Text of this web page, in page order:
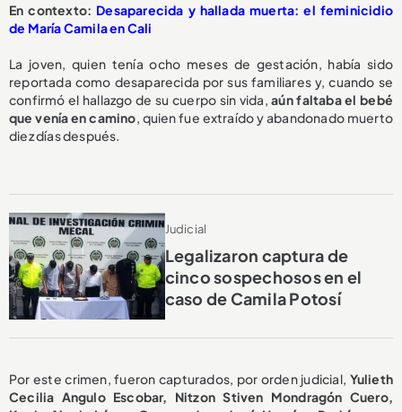
En contexto: Desaparecida y hallada muerta: el feminicidio
de María Camila en Cali
La joven, quien tenía ocho meses de gestación, había sido
reportada como desaparecida por sus familiares y, cuando se
confirmó el hallazgo de su cuerpo sin vida,aún faltaba el bebé
que venía en camino , quien fue extraído y abandonado muerto
diez días después.
Judicial
Legalizaron captura de
cinco sospechosos en el
caso de Camila Potosí
Por este crimen, fueron capturados, por orden judicial, Yulieth
Cecilia Angulo Escobar, Nitzon Stiven Mondragón Cuero,